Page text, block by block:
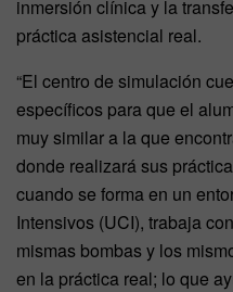
inmersión clínica y la
práctica asistencial real.
“El centro de simulación
específicos para que el
muy similar a la que
donde realizará sus
cuando se forma en un
Intensivos (UCI), trabaja
mismas bombas y los
en la práctica real; lo que